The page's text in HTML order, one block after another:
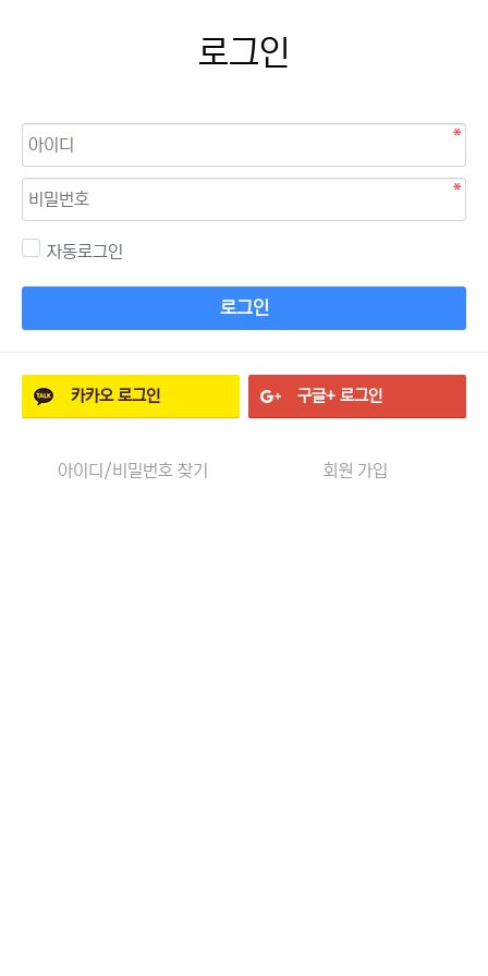
로그인
자동로그인
로그인
카카오로그인 구글+ 로그인
아이디/비밀번호 찾기 회원 가입